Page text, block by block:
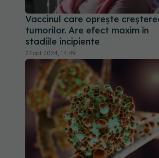
Vaccinul care oprește
tumorilor. Are efect maxim în
stadiile incipiente
27 oct 2024, 14:49